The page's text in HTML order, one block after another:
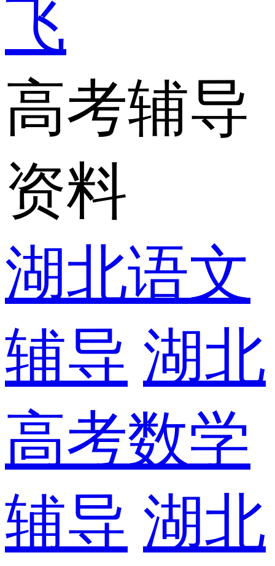
飞
高考辅导
资料
湖北语文
辅导 湖北
高考数学
辅导 湖北